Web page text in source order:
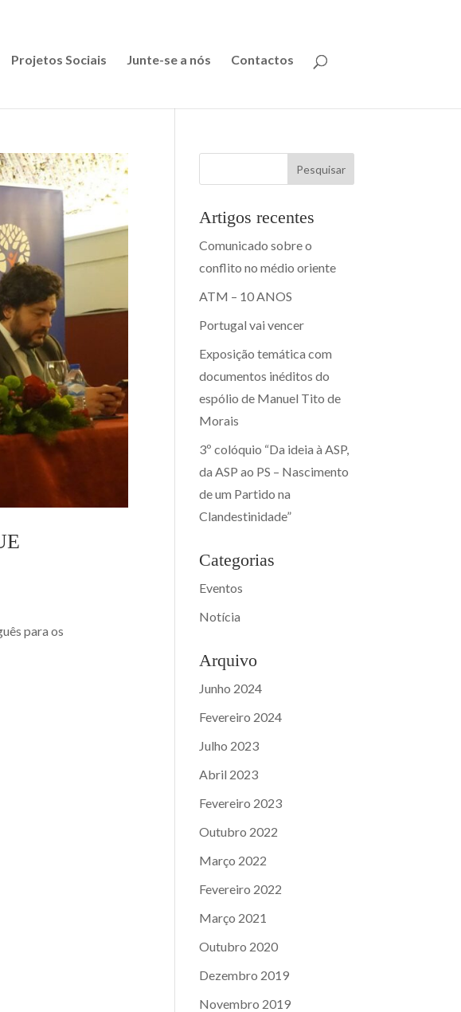
Projetos Sociais Junte-se a nós Contactos
para os
Pesquisar
Artigos recentes
Comunicado sobre o
conflito no médio oriente
ATM – 10 ANOS
Portugal vai vencer
Exposição temática com
documentos inéditos do
espólio de Manuel Tito de
Morais
3º colóquio “Da ideia à ASP,
da ASP ao PS – Nascimento
de um Partido na
Clandestinidade”
Categorias
Eventos
Notícia
Arquivo
Junho 2024
Fevereiro 2024
Julho 2023
Abril 2023
Fevereiro 2023
Outubro 2022
Março 2022
Fevereiro 2022
Março 2021
Outubro 2020
Dezembro 2019
Novembro 2019